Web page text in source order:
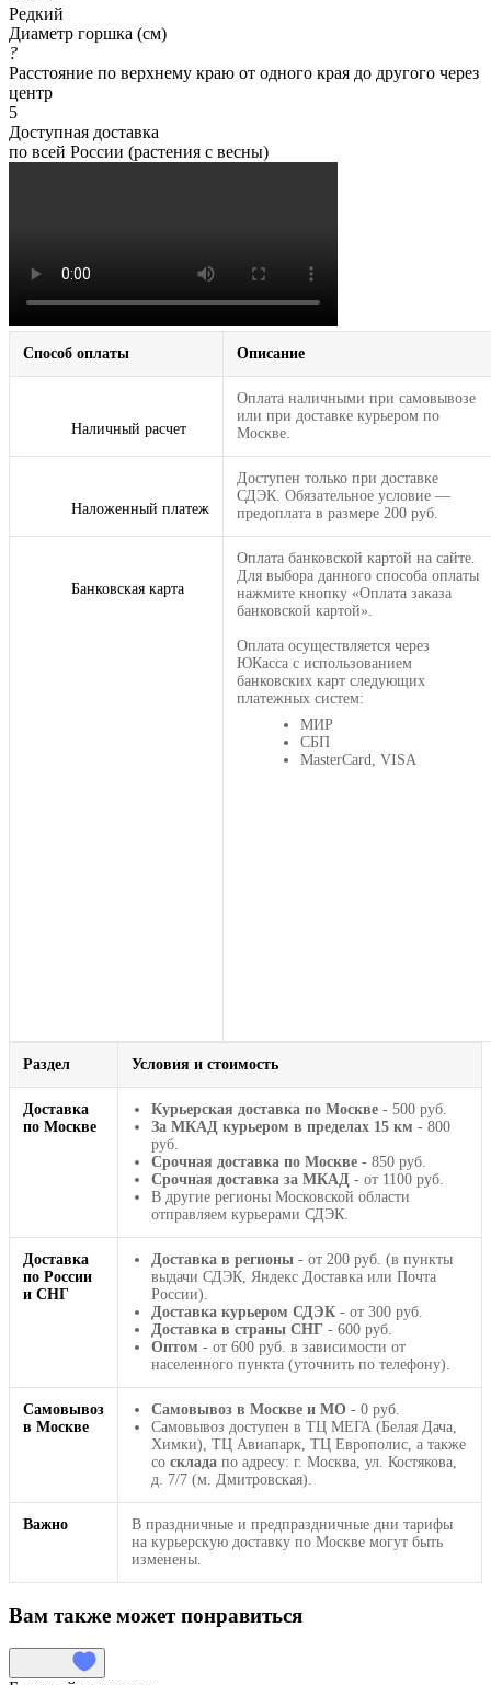
Редкий
Диаметр горшка (см)
?
Расстояние по верхнему краю от одного края до другого через
центр
5
Доступная доставка
по всей России (растения с весны)
Способ оплаты Описание
Наличный расчет
Оплата наличными при самовывозе
или при доставке курьером по
Москве.
Наложенный платеж
Доступен только при доставке
СДЭК. Обязательное условие —
предоплата в размере 200 руб.
Банковская карта
Оплата банковской картой на сайте.
Для выбора данного способа оплаты
нажмите кнопку «Оплата заказа
банковской картой».
Оплата осуществляется через
ЮКасса с использованием
банковских карт следующих
платежных систем:
МИР
СБП
MasterCard, VISA
Раздел Условия и стоимость
Доставка
по Москве
Курьерская доставка по Москве - 500 руб.
За МКАД курьером в пределах 15 км - 800
руб.
Срочная доставка по Москве - 850 руб.
Срочная доставка за МКАД - от 1100 руб.
В другие регионы Московской области
отправляем курьерами СДЭК.
Доставка
по России
и СНГ
Доставка в регионы - от 200 руб. (в пункты
выдачи СДЭК, Яндекс Доставка или Почта
России).
Доставка курьером СДЭК - от 300 руб.
Доставка в страны СНГ - 600 руб.
Оптом - от 600 руб. в зависимости от
населенного пункта (уточнить по телефону).
Самовывоз
в Москве
Самовывоз в Москве и МО - 0 руб.
Самовывоз доступен в ТЦ МЕГА (Белая Дача,
Химки), ТЦ Авиапарк, ТЦ Европолис, а также
со склада по адресу: г. Москва, ул. Костякова,
д. 7/7 (м. Дмитровская).
Важно
В праздничные и предпраздничные дни тарифы
на курьерскую доставку по Москве могут быть
изменены.
Вам также может понравиться